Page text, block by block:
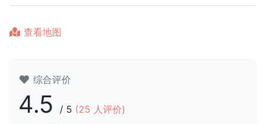
查看地图
综合评价
4.5 / 5 (25 人评价)